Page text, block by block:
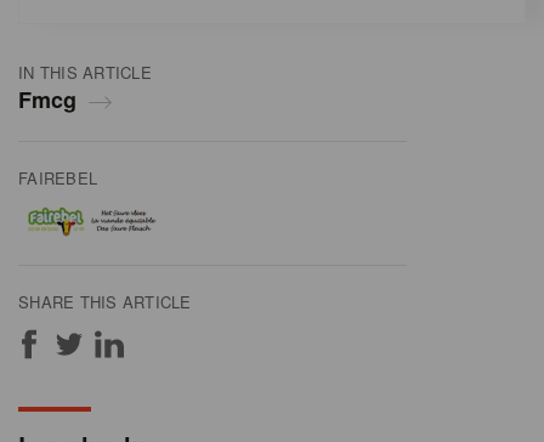
IN THIS ARTICLE
Fmcg
FAIREBEL
SHARE THIS ARTICLE